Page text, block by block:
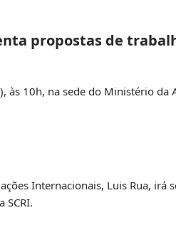
propostas de
às 10h, na sede do Ministério da
Internacionais, Luis Rua,
SCRI.